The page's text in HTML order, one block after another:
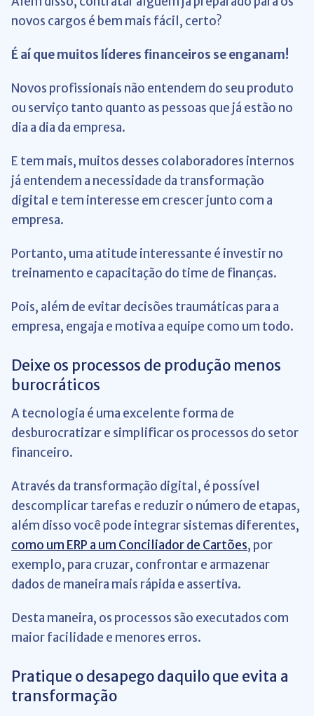
novos cargos é bem mais fácil, certo?
É aí que muitos líderes financeiros se enganam!
Novos profissionais não entendem do seu produto
ou serviço tanto quanto as pessoas que já estão no
dia a dia da empresa.
E tem mais, muitos desses colaboradores internos
já entendem a necessidade da transformação
digital e tem interesse em crescer junto com a
empresa.
Portanto, uma atitude interessante é investir no
treinamento e capacitação do time de finanças.
Pois, além de evitar decisões traumáticas para a
empresa, engaja e motiva a equipe como um todo.
Deixe os processos de produção menos
burocráticos
A tecnologia é uma excelente forma de
desburocratizar e simplificar os processos do setor
financeiro.
Através da transformação digital, é possível
descomplicar tarefas e reduzir o número de etapas,
além disso você pode integrar sistemas diferentes,
como um ERP a um Conciliador de Cartões, por
exemplo, para cruzar, confrontar e armazenar
dados de maneira mais rápida e assertiva.
Desta maneira, os processos são executados com
maior facilidade e menores erros.
Pratique o desapego daquilo que evita a
transformação